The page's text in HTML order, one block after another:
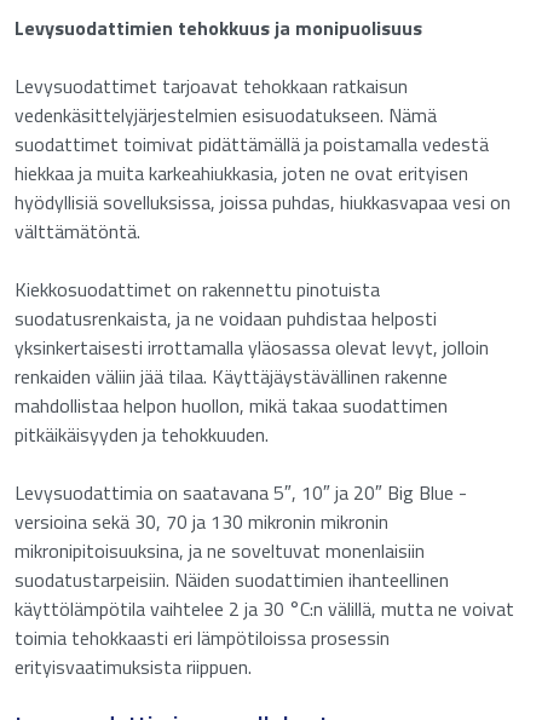
Pyydä tarjous: Levysuodattimet
"*" näyttää pakolliset kentät
Nimi*
Etunimi
Levysuodattimien tehokkuus ja monipuolisuus
Levysuodattimet tarjoavat tehokkaan ratkaisun
vedenkäsittelyjärjestelmien esisuodatukseen. Nämä
suodattimet toimivat pidättämällä ja poistamalla vedestä
hiekkaa ja muita karkeahiukkasia, joten ne ovat erityisen
hyödyllisiä sovelluksissa, joissa puhdas, hiukkasvapaa vesi on
välttämätöntä.
Kiekkosuodattimet on rakennettu pinotuista
suodatusrenkaista, ja ne voidaan puhdistaa helposti
yksinkertaisesti irrottamalla yläosassa olevat levyt, jolloin
renkaiden väliin jää tilaa. Käyttäjäystävällinen rakenne
mahdollistaa helpon huollon, mikä takaa suodattimen
pitkäikäisyyden ja tehokkuuden.
Levysuodattimia on saatavana 5″, 10″ ja 20″ Big Blue -
versioina sekä 30, 70 ja 130 mikronin mikronin
mikronipitoisuuksina, ja ne soveltuvat monenlaisiin
suodatustarpeisiin. Näiden suodattimien ihanteellinen
käyttölämpötila vaihtelee 2 ja 30 °C:n välillä, mutta ne voivat
toimia tehokkaasti eri lämpötiloissa prosessin
erityisvaatimuksista riippuen.